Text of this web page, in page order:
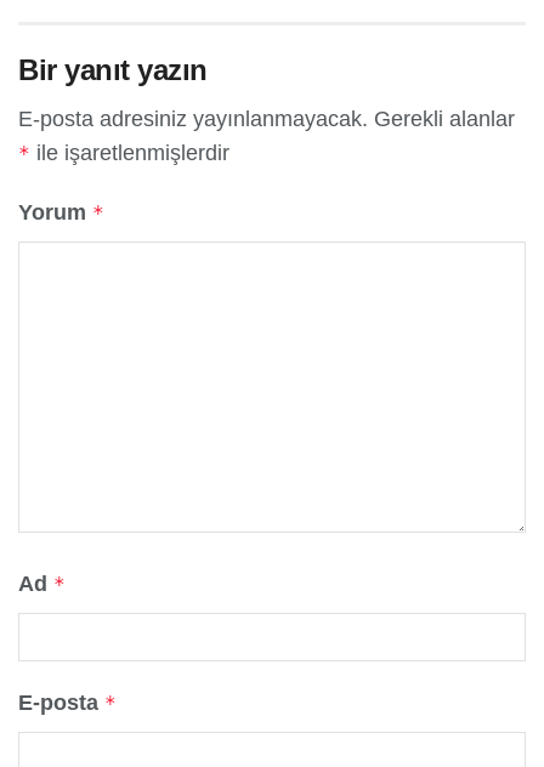
Bir yanıt yazın
E-posta adresiniz yayınlanmayacak. Gerekli alanlar
* ile işaretlenmişlerdir
Yorum *
Ad *
E-posta *